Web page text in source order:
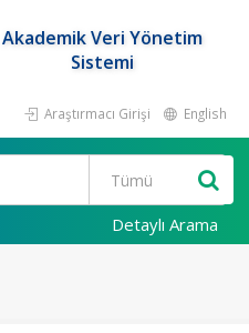
Akademik Veri Yönetim
Sistemi
Araştırmacı Girişi English
Detaylı Arama